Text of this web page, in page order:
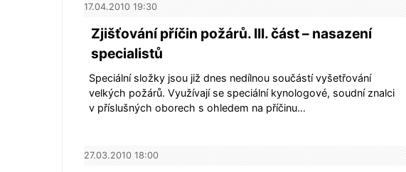
17.04.2010 19:30
Zjišťování příčin požárů. III. část – nasazení
specialistů
Speciální složky jsou již dnes nedílnou součástí vyšetřování
velkých požárů. Využívají se speciální kynologové, soudní znalci
v příslušných oborech s ohledem na příčinu…
27.03.2010 18:00